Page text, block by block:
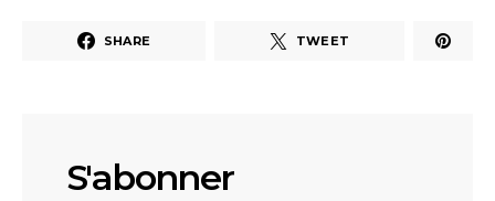
SHARE TWEET
S'abonner